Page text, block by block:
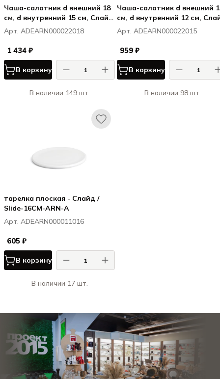
Чаша-салатник d внешний 18
см, d внутренний 15 см, Слайд
/ Slide
Арт. ADEARN000022018
1 434 ₽
В корзину
В наличии 149 шт.
Чаша-салатник d внешний
см, d внутренний 12 см,
/ Slide
Арт. ADEARN000022015
959 ₽
В корзину
В наличии 98 шт.
тарелка плоская - Слайд /
Slide-16CM-ARN-A
Арт. ADEARN000011016
605 ₽
В корзину
В наличии 17 шт.